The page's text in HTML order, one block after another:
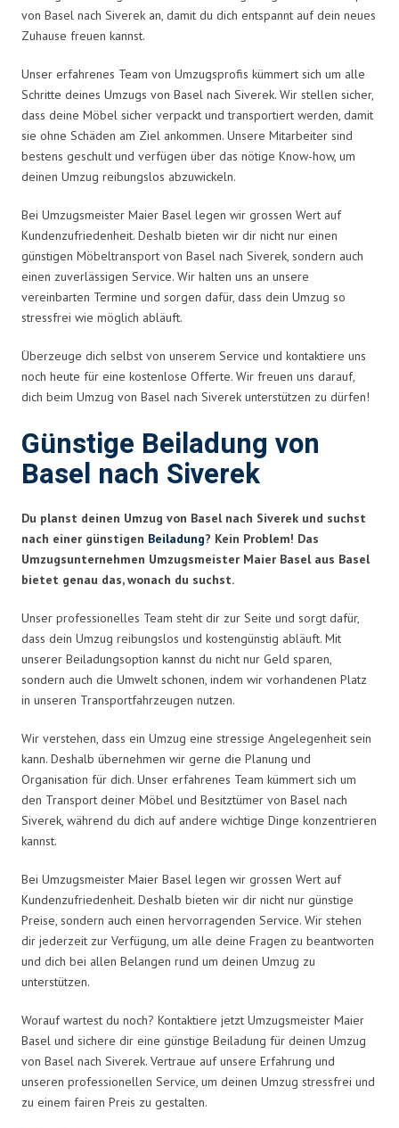
von Basel nach Siverek an, damit du dich entspannt auf dein neues
Zuhause freuen kannst.
Unser erfahrenes Team von Umzugsprofis kümmert sich um alle
Schritte deines Umzugs von Basel nach Siverek. Wir stellen sicher,
dass deine Möbel sicher verpackt und transportiert werden, damit
sie ohne Schäden am Ziel ankommen. Unsere Mitarbeiter sind
bestens geschult und verfügen über das nötige Know-how, um
deinen Umzug reibungslos abzuwickeln.
Bei Umzugsmeister Maier Basel legen wir grossen Wert auf
Kundenzufriedenheit. Deshalb bieten wir dir nicht nur einen
günstigen Möbeltransport von Basel nach Siverek, sondern auch
einen zuverlässigen Service. Wir halten uns an unsere
vereinbarten Termine und sorgen dafür, dass dein Umzug so
stressfrei wie möglich abläuft.
Überzeuge dich selbst von unserem Service und kontaktiere uns
noch heute für eine kostenlose Offerte. Wir freuen uns darauf,
dich beim Umzug von Basel nach Siverek unterstützen zu dürfen!
Günstige Beiladung von
Basel nach Siverek
Du planst deinen Umzug von Basel nach Siverek und suchst
nach einer günstigen Beiladung? Kein Problem! Das
Umzugsunternehmen Umzugsmeister Maier Basel aus Basel
bietet genau das, wonach du suchst.
Unser professionelles Team steht dir zur Seite und sorgt dafür,
dass dein Umzug reibungslos und kostengünstig abläuft. Mit
unserer Beiladungsoption kannst du nicht nur Geld sparen,
sondern auch die Umwelt schonen, indem wir vorhandenen Platz
in unseren Transportfahrzeugen nutzen.
Wir verstehen, dass ein Umzug eine stressige Angelegenheit sein
kann. Deshalb übernehmen wir gerne die Planung und
Organisation für dich. Unser erfahrenes Team kümmert sich um
den Transport deiner Möbel und Besitztümer von Basel nach
Siverek, während du dich auf andere wichtige Dinge konzentrieren
kannst.
Bei Umzugsmeister Maier Basel legen wir grossen Wert auf
Kundenzufriedenheit. Deshalb bieten wir dir nicht nur günstige
Preise, sondern auch einen hervorragenden Service. Wir stehen
dir jederzeit zur Verfügung, um alle deine Fragen zu beantworten
und dich bei allen Belangen rund um deinen Umzug zu
unterstützen.
Worauf wartest du noch? Kontaktiere jetzt Umzugsmeister Maier
Basel und sichere dir eine günstige Beiladung für deinen Umzug
von Basel nach Siverek. Vertraue auf unsere Erfahrung und
unseren professionellen Service, um deinen Umzug stressfrei und
zu einem fairen Preis zu gestalten.